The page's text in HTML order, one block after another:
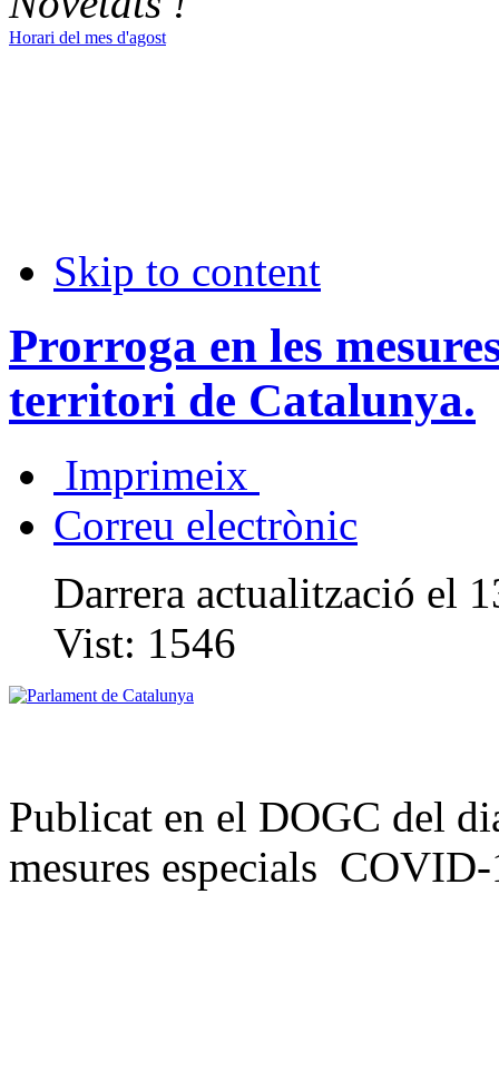
Horari del mes d'agost
Skip to content
Prorroga en les
territori de Catalunya.
Imprimeix
Correu electrònic
Darrera actualització el
Vist: 1546
Publicat en el DOGC del
mesures especials